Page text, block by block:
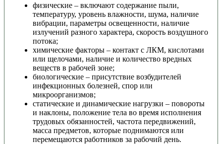
физические – включают содержание пыли,
температуру, уровень влажности, шума, наличие
вибрации, параметры освещенности, наличие
излучений разного характера, скорость воздушного
потока;
химические факторы – контакт с ЛКМ, кислотами
или щелочами, наличие и количество вредных
веществ в рабочей зоне;
биологические – присутствие возбудителей
инфекционных болезней, спор или
микроорганизмов;
статические и динамические нагрузки – повороты
и наклоны, положение тела во время исполнения
трудовых обязанностей, частота передвижений,
масса предметов, которые поднимаются или
перемещаются работников за рабочий день.